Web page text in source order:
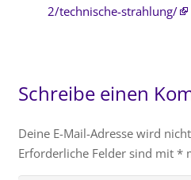
2/technische-strahlung/
Schreibe einen
Deine E-Mail-Adresse wird
Erforderliche Felder sind mit *